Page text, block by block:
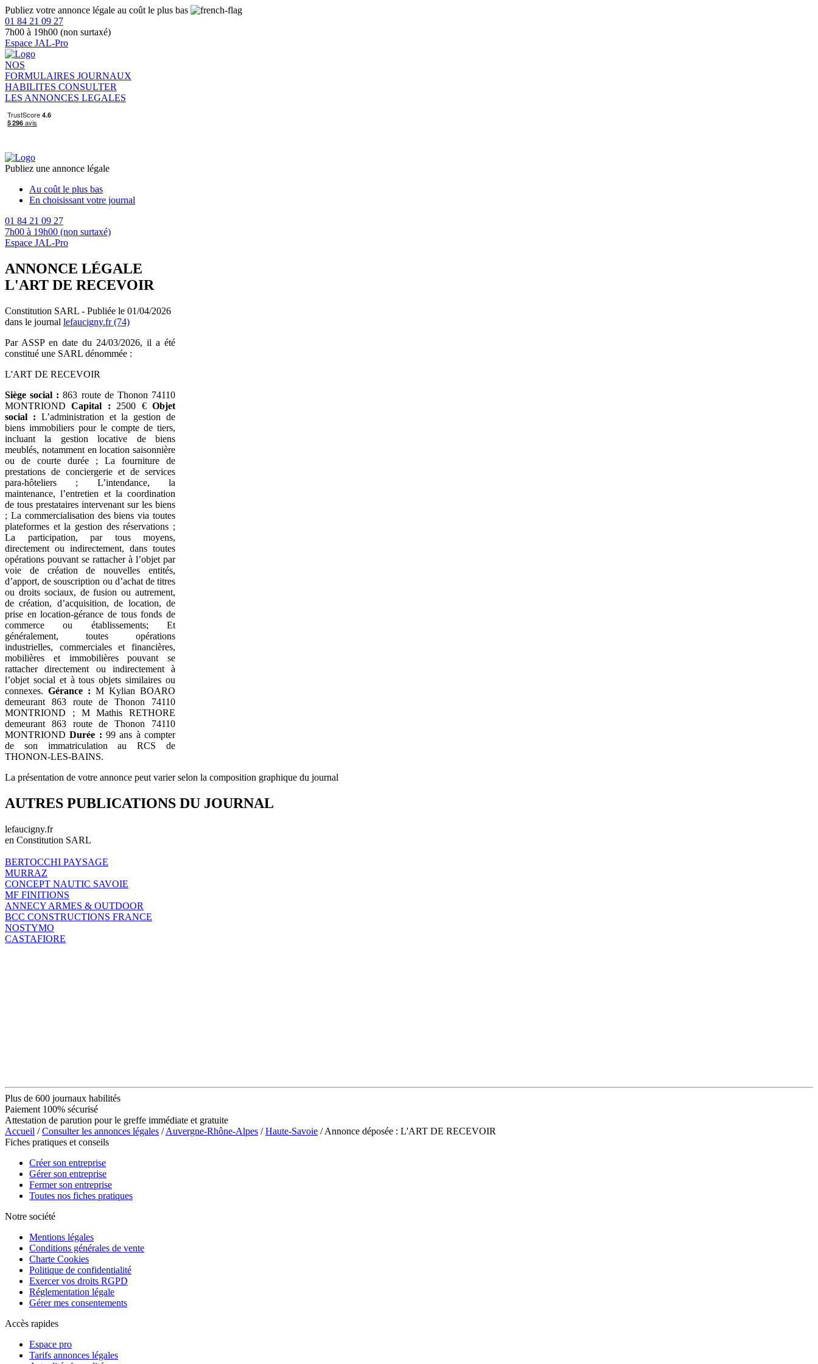
Publiez votre annonce légale au coût le plus bas
01 84 21 09 27
7h00 à 19h00 (non surtaxé)
Espace JAL-Pro
NOS
FORMULAIRES JOURNAUX
HABILITES CONSULTER
LES ANNONCES LEGALES
Publiez une annonce légale
Au coût le plus bas
En choisissant votre journal
01 84 21 09 27
7h00 à 19h00 (non surtaxé)
Espace JAL-Pro
ANNONCE LÉGALE
L'ART DE RECEVOIR
Constitution SARL - Publiée le 01/04/2026
dans le journal lefaucigny.fr (74)
Par ASSP en date du 24/03/2026, il a été
constitué une SARL dénommée :
L'ART DE RECEVOIR
Siège social : 863 route de Thonon 74110
MONTRIONDCapital : 2500 €Objet
social : L’administration et la gestion de
biens immobiliers pour le compte de tiers,
incluant la gestion locative de biens
meublés, notamment en location saisonnière
ou de courte durée ; La fourniture de
prestations de conciergerie et de services
para-hôteliers ; L’intendance, la
maintenance, l’entretien et la coordination
de tous prestataires intervenant sur les biens
; La commercialisation des biens via toutes
plateformes et la gestion des réservations ;
La participation, par tous moyens,
directement ou indirectement, dans toutes
opérations pouvant se rattacher à l’objet par
voie de création de nouvelles entités,
d’apport, de souscription ou d’achat de titres
ou droits sociaux, de fusion ou autrement,
de création, d’acquisition, de location, de
prise en location-gérance de tous fonds de
commerce ou établissements; Et
généralement, toutes opérations
industrielles, commerciales et financières,
mobilières et immobilières pouvant se
rattacher directement ou indirectement à
l’objet social et à tous objets similaires ou
connexes. Gérance : M Kylian BOARO
demeurant 863 route de Thonon 74110
MONTRIOND ; M Mathis RETHORE
demeurant 863 route de Thonon 74110
MONTRIONDDurée : 99 ans à compter
de son immatriculation au RCS de
THONON-LES-BAINS.
La présentation de votre annonce peut varier selon la composition graphique du journal
AUTRES PUBLICATIONS DU JOURNAL
lefaucigny.fr
en Constitution SARL
BERTOCCHI PAYSAGE
MURRAZ
CONCEPT NAUTIC SAVOIE
MF FINITIONS
ANNECY ARMES & OUTDOOR
BCC CONSTRUCTIONS FRANCE
NOSTYMO
CASTAFIORE
Plus de 600 journaux habilités
Paiement 100% sécurisé
Attestation de parution pour le greffe immédiate et gratuite
Accueil /Consulter les annonces légales /Auvergne-Rhône-Alpes /Haute-Savoie / Annonce déposée : L'ART DE RECEVOIR
Fiches pratiques et conseils
Créer son entreprise
Gérer son entreprise
Fermer son entreprise
Toutes nos fiches pratiques
Notre société
Mentions légales
Conditions générales de vente
Charte Cookies
Politique de confidentialité
Exercer vos droits RGPD
Réglementation légale
Gérer mes consentements
Accès rapides
Espace pro
Tarifs annonces légales